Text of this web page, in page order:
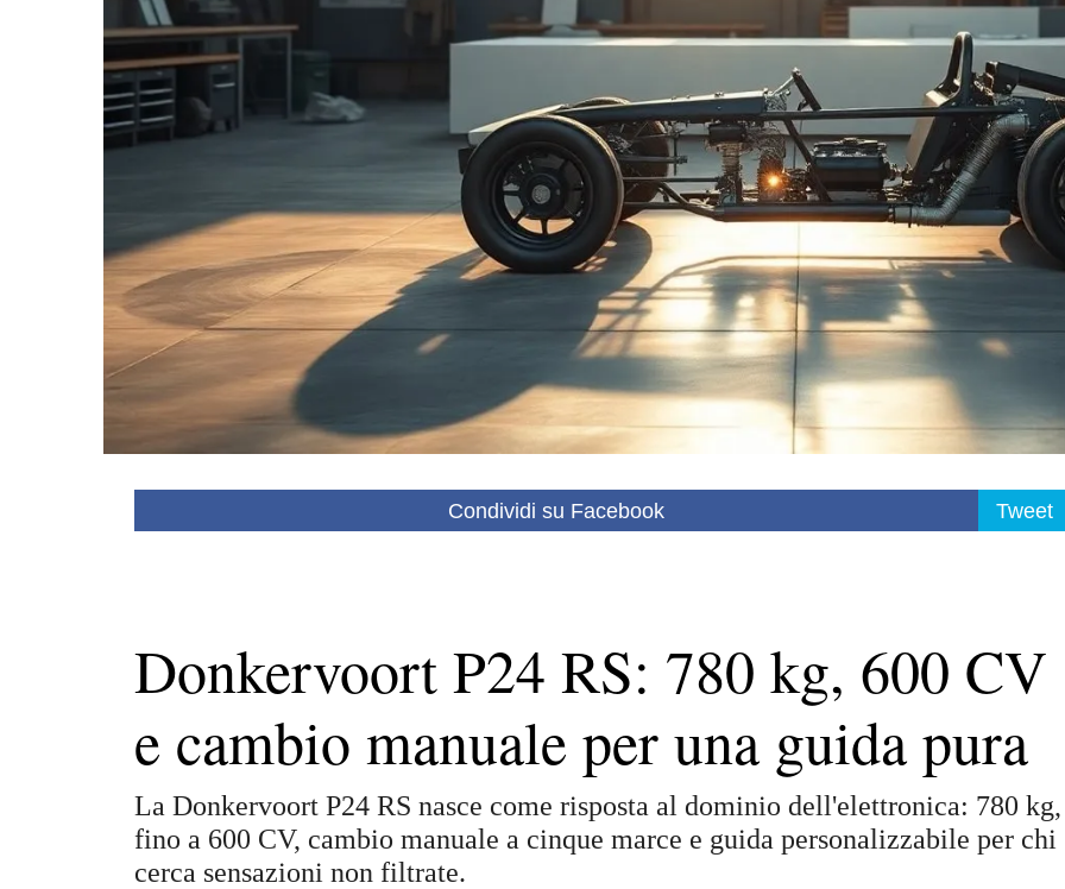
Condividi su Facebook Tweet
Donkervoort P24 RS: 780 kg, 600 CV
e cambio manuale per una guida pura
La Donkervoort P24 RS nasce come risposta al dominio dell'elettronica: 780 kg,
fino a 600 CV, cambio manuale a cinque marce e guida personalizzabile per chi
cerca sensazioni non filtrate.